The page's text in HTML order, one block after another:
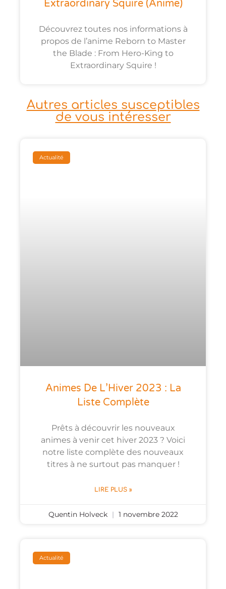
Extraordinary Squire (anime)
Découvrez toutes nos informations à
propos de l’anime Reborn to Master
the Blade : From Hero-King to
Extraordinary Squire !
Autres articles susceptibles
de vous intéresser
Actualité
Animes De L’Hiver 2023 : La
Liste Complète
Prêts à découvrir les nouveaux
animes à venir cet hiver 2023 ? Voici
notre liste complète des nouveaux
titres à ne surtout pas manquer !
LIRE PLUS »
Quentin Holveck 1 novembre 2022
Actualité